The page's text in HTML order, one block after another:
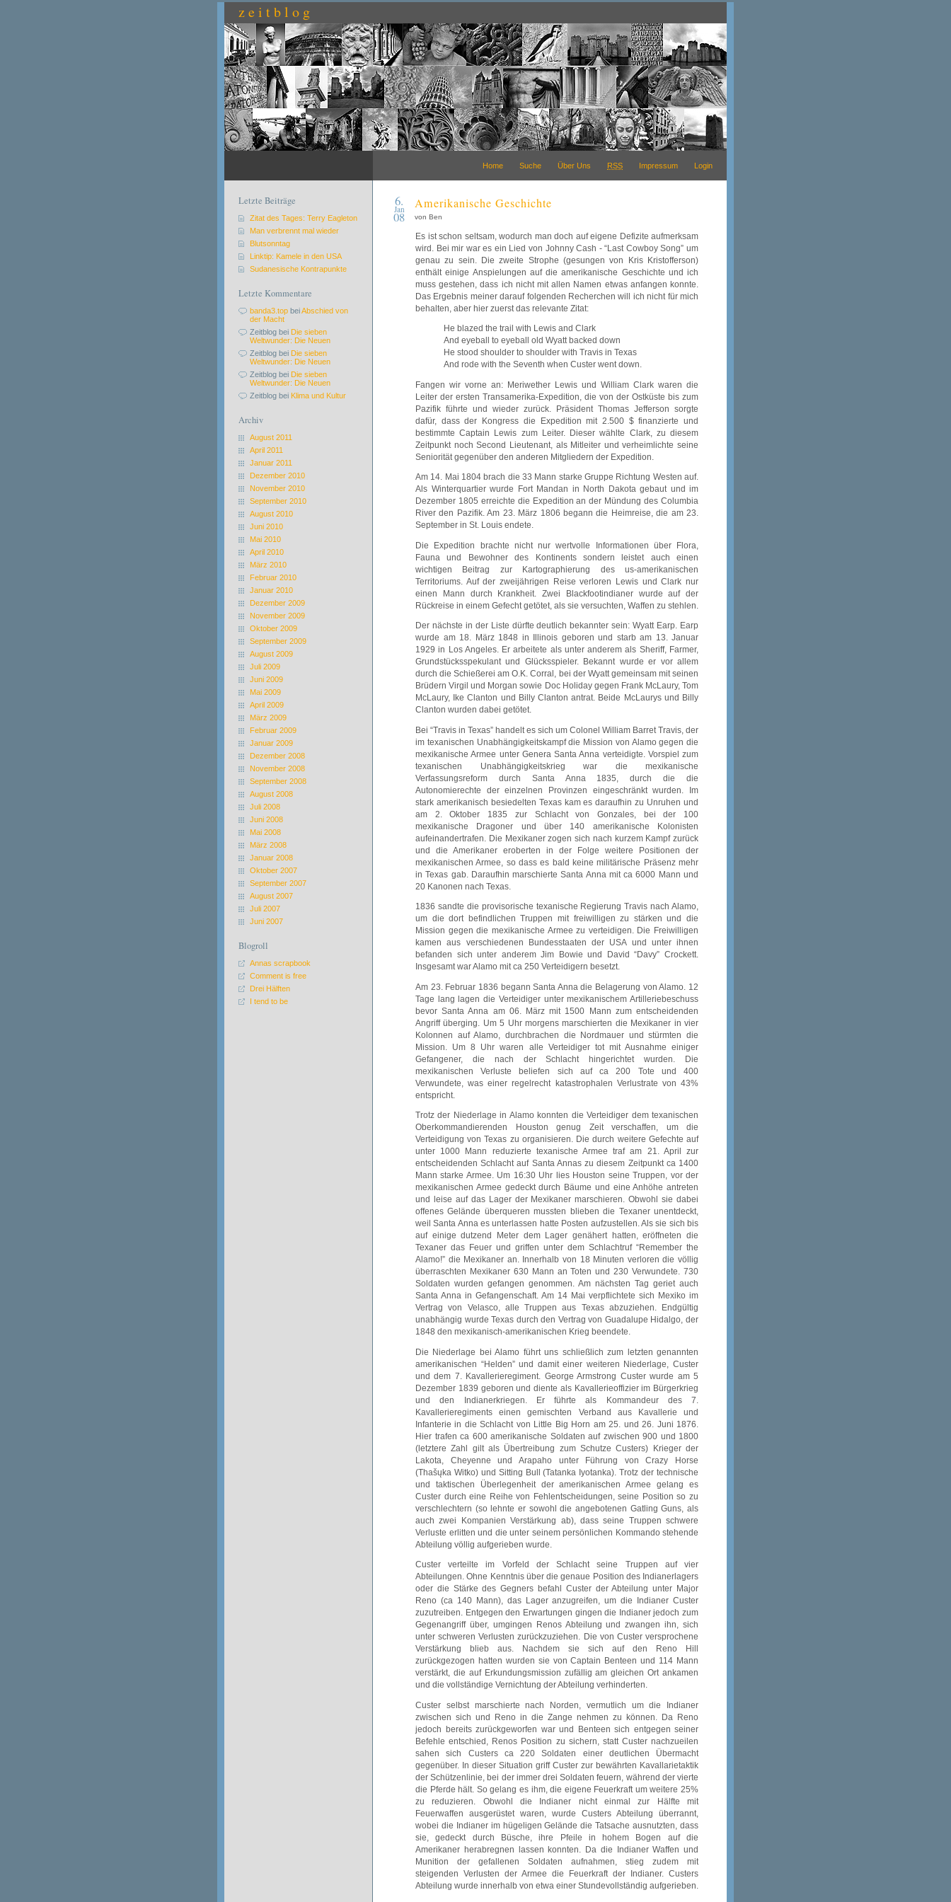
zeitblog
Home Suche Über Uns RSS Impressum Login
6.
Jan
08
Amerikanische Geschichte
von Ben
Es ist schon seltsam, wodurch man doch auf eigene Defizite aufmerksam
wird. Bei mir war es ein Lied von Johnny Cash - “Last Cowboy Song” um
genau zu sein. Die zweite Strophe (gesungen von Kris Kristofferson)
enthält einige Anspielungen auf die amerikanische Geschichte und ich
muss gestehen, dass ich nicht mit allen Namen etwas anfangen konnte.
Das Ergebnis meiner darauf folgenden Recherchen will ich nicht für mich
behalten, aber hier zuerst das relevante Zitat:
He blazed the trail with Lewis and Clark
And eyeball to eyeball old Wyatt backed down
He stood shoulder to shoulder with Travis in Texas
And rode with the Seventh when Custer went down.
Fangen wir vorne an: Meriwether Lewis und William Clark waren die
Leiter der ersten Transamerika-Expedition, die von der Ostküste bis zum
Pazifik führte und wieder zurück. Präsident Thomas Jefferson sorgte
dafür, dass der Kongress die Expedition mit 2.500 $ finanzierte und
bestimmte Captain Lewis zum Leiter. Dieser wählte Clark, zu diesem
Zeitpunkt noch Second Lieutenant, als Mitleiter und verheimlichte seine
Seniorität gegenüber den anderen Mitgliedern der Expedition.
Am 14. Mai 1804 brach die 33 Mann starke Gruppe Richtung Westen auf.
Als Winterquartier wurde Fort Mandan in North Dakota gebaut und im
Dezember 1805 erreichte die Expedition an der Mündung des Columbia
River den Pazifik. Am 23. März 1806 begann die Heimreise, die am 23.
September in St. Louis endete.
Die Expedition brachte nicht nur wertvolle Informationen über Flora,
Fauna und Bewohner des Kontinents sondern leistet auch einen
wichtigen Beitrag zur Kartographierung des us-amerikanischen
Territoriums. Auf der zweijährigen Reise verloren Lewis und Clark nur
einen Mann durch Krankheit. Zwei Blackfootindianer wurde auf der
Rückreise in einem Gefecht getötet, als sie versuchten, Waffen zu stehlen.
Der nächste in der Liste dürfte deutlich bekannter sein: Wyatt Earp. Earp
wurde am 18. März 1848 in Illinois geboren und starb am 13. Januar
1929 in Los Angeles. Er arbeitete als unter anderem als Sheriff, Farmer,
Grundstücksspekulant und Glücksspieler. Bekannt wurde er vor allem
durch die Schießerei am O.K. Corral, bei der Wyatt gemeinsam mit seinen
Brüdern Virgil und Morgan sowie Doc Holiday gegen Frank McLaury, Tom
McLaury, Ike Clanton und Billy Clanton antrat. Beide McLaurys und Billy
Clanton wurden dabei getötet.
Bei “Travis in Texas” handelt es sich um Colonel William Barret Travis, der
im texanischen Unabhängigkeitskampf die Mission von Alamo gegen die
mexikanische Armee unter Genera Santa Anna verteidigte. Vorspiel zum
texanischen Unabhängigkeitskrieg war die mexikanische
Verfassungsreform durch Santa Anna 1835, durch die die
Autonomierechte der einzelnen Provinzen eingeschränkt wurden. Im
stark amerikanisch besiedelten Texas kam es daraufhin zu Unruhen und
am 2. Oktober 1835 zur Schlacht von Gonzales, bei der 100
mexikanische Dragoner und über 140 amerikanische Kolonisten
aufeinandertrafen. Die Mexikaner zogen sich nach kurzem Kampf zurück
und die Amerikaner eroberten in der Folge weitere Positionen der
mexikanischen Armee, so dass es bald keine militärische Präsenz mehr
in Texas gab. Daraufhin marschierte Santa Anna mit ca 6000 Mann und
20 Kanonen nach Texas.
1836 sandte die provisorische texanische Regierung Travis nach Alamo,
um die dort befindlichen Truppen mit freiwilligen zu stärken und die
Mission gegen die mexikanische Armee zu verteidigen. Die Freiwilligen
kamen aus verschiedenen Bundesstaaten der USA und unter ihnen
befanden sich unter anderem Jim Bowie und David “Davy” Crockett.
Insgesamt war Alamo mit ca 250 Verteidigern besetzt.
Am 23. Februar 1836 begann Santa Anna die Belagerung von Alamo. 12
Tage lang lagen die Verteidiger unter mexikanischem Artilleriebeschuss
bevor Santa Anna am 06. März mit 1500 Mann zum entscheidenden
Angriff überging. Um 5 Uhr morgens marschierten die Mexikaner in vier
Kolonnen auf Alamo, durchbrachen die Nordmauer und stürmten die
Mission. Um 8 Uhr waren alle Verteidiger tot mit Ausnahme einiger
Gefangener, die nach der Schlacht hingerichtet wurden. Die
mexikanischen Verluste beliefen sich auf ca 200 Tote und 400
Verwundete, was einer regelrecht katastrophalen Verlustrate von 43%
entspricht.
Trotz der Niederlage in Alamo konnten die Verteidiger dem texanischen
Oberkommandierenden Houston genug Zeit verschaffen, um die
Verteidigung von Texas zu organisieren. Die durch weitere Gefechte auf
unter 1000 Mann reduzierte texanische Armee traf am 21. April zur
entscheidenden Schlacht auf Santa Annas zu diesem Zeitpunkt ca 1400
Mann starke Armee. Um 16:30 Uhr lies Houston seine Truppen, vor der
mexikanischen Armee gedeckt durch Bäume und eine Anhöhe antreten
und leise auf das Lager der Mexikaner marschieren. Obwohl sie dabei
offenes Gelände überqueren mussten blieben die Texaner unentdeckt,
weil Santa Anna es unterlassen hatte Posten aufzustellen. Als sie sich bis
auf einige dutzend Meter dem Lager genähert hatten, eröffneten die
Texaner das Feuer und griffen unter dem Schlachtruf “Remember the
Alamo!” die Mexikaner an. Innerhalb von 18 Minuten verloren die völlig
überraschten Mexikaner 630 Mann an Toten und 230 Verwundete. 730
Soldaten wurden gefangen genommen. Am nächsten Tag geriet auch
Santa Anna in Gefangenschaft. Am 14 Mai verpflichtete sich Mexiko im
Vertrag von Velasco, alle Truppen aus Texas abzuziehen. Endgültig
unabhängig wurde Texas durch den Vertrag von Guadalupe Hidalgo, der
1848 den mexikanisch-amerikanischen Krieg beendete.
Die Niederlage bei Alamo führt uns schließlich zum letzten genannten
amerikanischen “Helden” und damit einer weiteren Niederlage, Custer
und dem 7. Kavallerieregiment. George Armstrong Custer wurde am 5
Dezember 1839 geboren und diente als Kavallerieoffizier im Bürgerkrieg
und den Indianerkriegen. Er führte als Kommandeur des 7.
Kavallerieregiments einen gemischten Verband aus Kavallerie und
Infanterie in die Schlacht von Little Big Horn am 25. und 26. Juni 1876.
Hier trafen ca 600 amerikanische Soldaten auf zwischen 900 und 1800
(letztere Zahl gilt als Übertreibung zum Schutze Custers) Krieger der
Lakota, Cheyenne und Arapaho unter Führung von Crazy Horse
(Thašųka Witko) und Sitting Bull (Tatanka Iyotanka). Trotz der technische
und taktischen Überlegenheit der amerikanischen Armee gelang es
Custer durch eine Reihe von Fehlentscheidungen, seine Position so zu
verschlechtern (so lehnte er sowohl die angebotenen Gatling Guns, als
auch zwei Kompanien Verstärkung ab), dass seine Truppen schwere
Verluste erlitten und die unter seinem persönlichen Kommando stehende
Abteilung völlig aufgerieben wurde.
Custer verteilte im Vorfeld der Schlacht seine Truppen auf vier
Abteilungen. Ohne Kenntnis über die genaue Position des Indianerlagers
oder die Stärke des Gegners befahl Custer der Abteilung unter Major
Reno (ca 140 Mann), das Lager anzugreifen, um die Indianer Custer
zuzutreiben. Entgegen den Erwartungen gingen die Indianer jedoch zum
Gegenangriff über, umgingen Renos Abteilung und zwangen ihn, sich
unter schweren Verlusten zurückzuziehen. Die von Custer versprochene
Verstärkung blieb aus. Nachdem sie sich auf den Reno Hill
zurückgezogen hatten wurden sie von Captain Benteen und 114 Mann
verstärkt, die auf Erkundungsmission zufällig am gleichen Ort ankamen
und die vollständige Vernichtung der Abteilung verhinderten.
Custer selbst marschierte nach Norden, vermutlich um die Indianer
zwischen sich und Reno in die Zange nehmen zu können. Da Reno
jedoch bereits zurückgeworfen war und Benteen sich entgegen seiner
Befehle entschied, Renos Position zu sichern, statt Custer nachzueilen
sahen sich Custers ca 220 Soldaten einer deutlichen Übermacht
gegenüber. In dieser Situation griff Custer zur bewährten Kavallarietaktik
der Schützenlinie, bei der immer drei Soldaten feuern, während der vierte
die Pferde hält. So gelang es ihm, die eigene Feuerkraft um weitere 25%
zu reduzieren. Obwohl die Indianer nicht einmal zur Hälfte mit
Feuerwaffen ausgerüstet waren, wurde Custers Abteilung überrannt,
wobei die Indianer im hügeligen Gelände die Tatsache ausnutzten, dass
sie, gedeckt durch Büsche, ihre Pfeile in hohem Bogen auf die
Amerikaner herabregnen lassen konnten. Da die Indianer Waffen und
Munition der gefallenen Soldaten aufnahmen, stieg zudem mit
steigenden Verlusten der Armee die Feuerkraft der Indianer. Custers
Abteilung wurde innerhalb von etwa einer Stundevollständig aufgerieben.
Letzte Beiträge
Zitat des Tages: Terry Eagleton
Man verbrennt mal wieder
Blutsonntag
Linktip: Kamele in den USA
Sudanesische Kontrapunkte
Letzte Kommentare
banda3.top beiAbschied von
der Macht
Zeitblog bei Die sieben
Weltwunder: Die Neuen
Zeitblog bei Die sieben
Weltwunder: Die Neuen
Zeitblog bei Die sieben
Weltwunder: Die Neuen
Zeitblog bei Klima und Kultur
Archiv
August 2011
April 2011
Januar 2011
Dezember 2010
November 2010
September 2010
August 2010
Juni 2010
Mai 2010
April 2010
März 2010
Februar 2010
Januar 2010
Dezember 2009
November 2009
Oktober 2009
September 2009
August 2009
Juli 2009
Juni 2009
Mai 2009
April 2009
März 2009
Februar 2009
Januar 2009
Dezember 2008
November 2008
September 2008
August 2008
Juli 2008
Juni 2008
Mai 2008
März 2008
Januar 2008
Oktober 2007
September 2007
August 2007
Juli 2007
Juni 2007
Blogroll
Annas scrapbook
Comment is free
Drei Hälften
I tend to be